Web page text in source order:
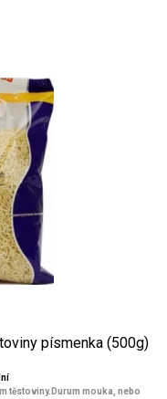
písmenka (500g)
těstoviny.Durum mouka, nebo